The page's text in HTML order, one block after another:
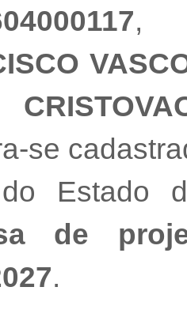
,
se
Estado
de
.